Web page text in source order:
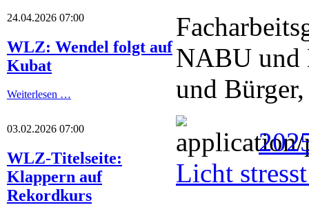
24.04.2026 07:00
WLZ: Wendel folgt auf
Kubat
Weiterlesen …
03.02.2026 07:00
WLZ-Titelseite:
Klappern auf
Rekordkurs
NABU und
und Bürger,
Licht